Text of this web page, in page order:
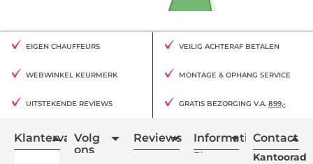
EIGEN CHAUFFEURS VEILIG ACHTERAF BETALEN
WEBWINKEL KEURMERK MONTAGE & OPHANG SERVICE
UITSTEKENDE REVIEWS GRATIS BEZORGING V.A. 899,-
Klantervaring
Volg
ons
Reviews Informatie
Blogs
Contact